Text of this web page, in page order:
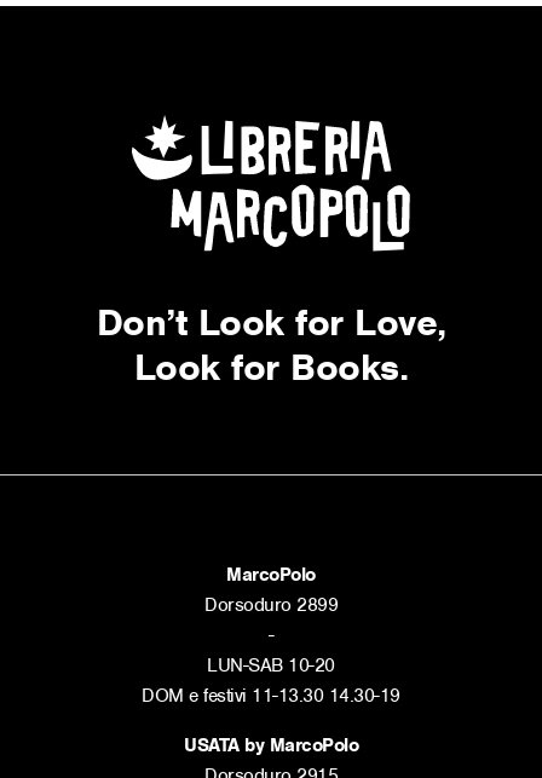
Don’t Look for Love,
Look for Books.
MarcoPolo
Dorsoduro 2899
-
LUN-SAB 10-20
DOM e festivi 11-13.30 14.30-19
USATA by MarcoPolo